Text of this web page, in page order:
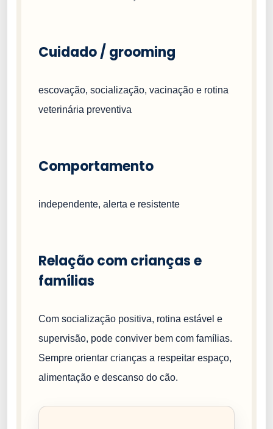
Cuidado / grooming
escovação, socialização, vacinação e rotina
veterinária preventiva
Comportamento
independente, alerta e resistente
Relação com crianças e
famílias
Com socialização positiva, rotina estável e
supervisão, pode conviver bem com famílias.
Sempre orientar crianças a respeitar espaço,
alimentação e descanso do cão.